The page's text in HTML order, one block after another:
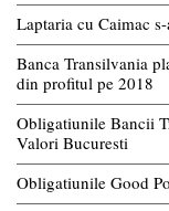
Laptaria cu Caimac
Banca Transilvania
din profitul pe 2018
Obligatiunile Bancii
Valori Bucuresti
Obligatiunile Good